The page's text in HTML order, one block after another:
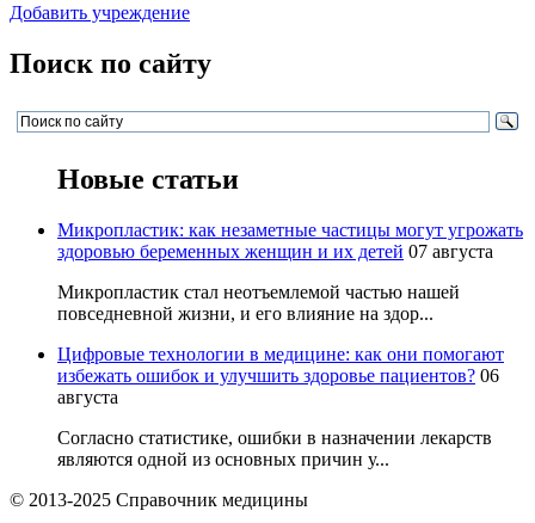
Добавить учреждение
Поиск по сайту
Новые статьи
Микропластик: как незаметные частицы могут угрожать
здоровью беременных женщин и их детей 07 августа
Микропластик стал неотъемлемой частью нашей
повседневной жизни, и его влияние на здор...
Цифровые технологии в медицине: как они помогают
избежать ошибок и улучшить здоровье пациентов? 06
августа
Согласно статистике, ошибки в назначении лекарств
являются одной из основных причин у...
© 2013-2025 Справочник медицины